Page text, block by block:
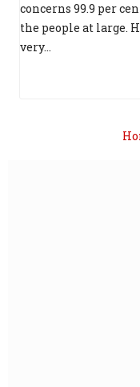
concerns 99.9 per
the people at large.
very...